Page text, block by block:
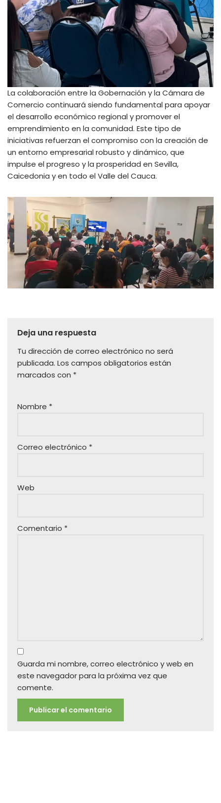
La colaboración entre la Gobernación y la Cámara de
Comercio continuará siendo fundamental para apoyar
el desarrollo económico regional y promover el
emprendimiento en la comunidad. Este tipo de
iniciativas refuerzan el compromiso con la creación de
un entorno empresarial robusto y dinámico, que
impulse el progreso y la prosperidad en Sevilla,
Caicedonia y en todo el Valle del Cauca.
Deja una respuesta
Tu dirección de correo electrónico no será
publicada. Los campos obligatorios están
marcados con *
Nombre *
Correo electrónico *
Web
Comentario *
Guarda mi nombre, correo electrónico y web en
este navegador para la próxima vez que
comente.